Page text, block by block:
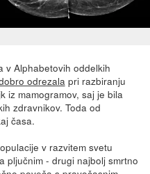
Alphabetovih oddelkih
odrezalapri razbiranju
iz mamogramov, saj je bila
zdravnikov. Toda od
časa.
v razvitem svetu
pljučnim - drugi najbolj smrtno